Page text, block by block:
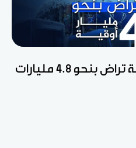
شركة النقل تبرم صفقة تراض بنحو 4.8 مليارات